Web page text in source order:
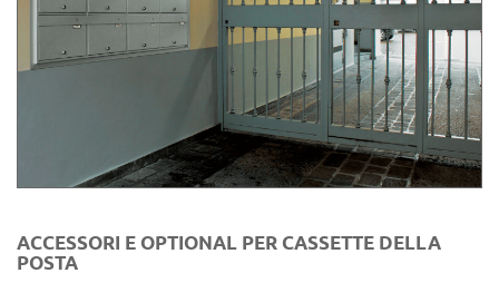
ACCESSORI E OPTIONAL PER CASSETTE DELLA
POSTA